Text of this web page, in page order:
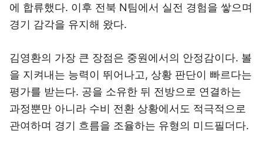
에 합류했다. 이후 전북 N팀에서 실전 경험을 쌓으며
경기 감각을 유지해 왔다.
김영환의 가장 큰 장점은 중원에서의 안정감이다. 볼
을 지켜내는 능력이 뛰어나고, 상황 판단이 빠르다는
평가를 받는다. 공을 소유한 뒤 전방으로 연결하는
과정뿐만 아니라 수비 전환 상황에서도 적극적으로
관여하며 경기 흐름을 조율하는 유형의 미드필더다.